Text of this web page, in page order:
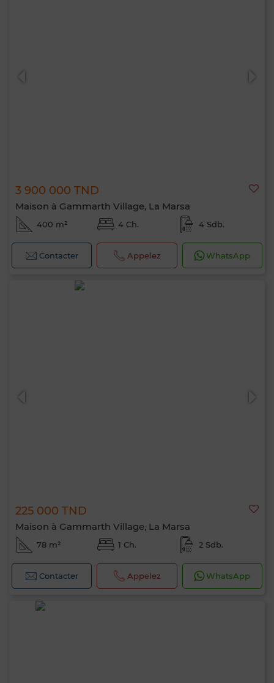
3 900 000 TND
Maison à Gammarth Village, La Marsa
400 m² 4 Ch. 4 Sdb.
Contacter Appelez WhatsApp
225 000 TND
Maison à Gammarth Village, La Marsa
78 m² 1 Ch. 2 Sdb.
Contacter Appelez WhatsApp